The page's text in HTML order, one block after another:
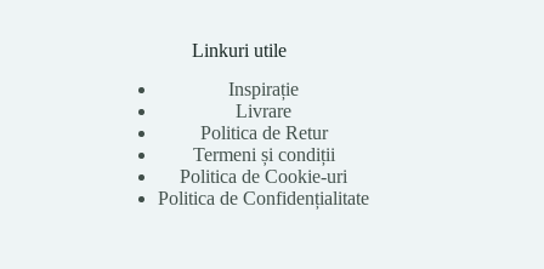
Linkuri utile
Inspirație
Livrare
Politica de Retur
Termeni și condiții
Politica de Cookie-uri
Politica de Confidențialitate